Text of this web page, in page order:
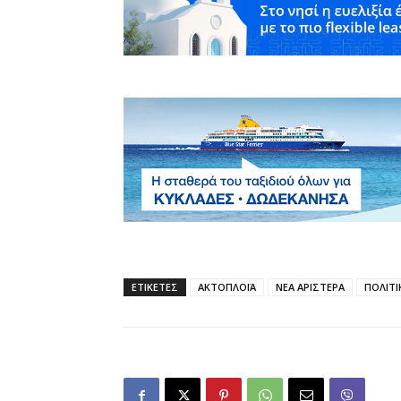
ΕΤΙΚΕΤΕΣ ΑΚΤΟΠΛΟΪΑ ΝΕΑ ΑΡΙΣΤΕΡΑ